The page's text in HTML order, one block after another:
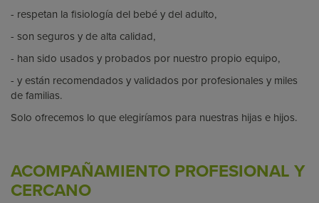
- respetan la fisiología del bebé y del adulto,
- son seguros y de alta calidad,
- han sido usados y probados por nuestro propio equipo,
- y están recomendados y validados por profesionales y miles
de familias.
Solo ofrecemos lo que elegiríamos para nuestras hijas e hijos.
ACOMPAÑAMIENTO PROFESIONAL Y
CERCANO